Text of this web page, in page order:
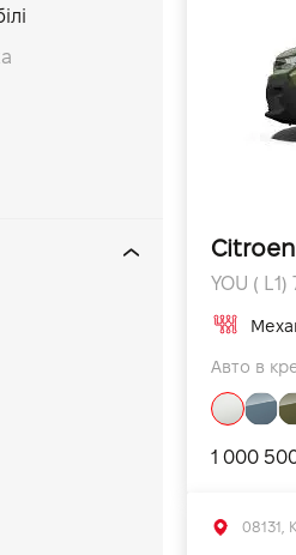
Citroen
YOU ( L1)
Авто в
1 000